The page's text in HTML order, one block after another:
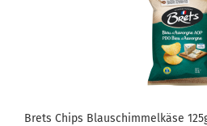
Brets Chips Blauschimmelkäse